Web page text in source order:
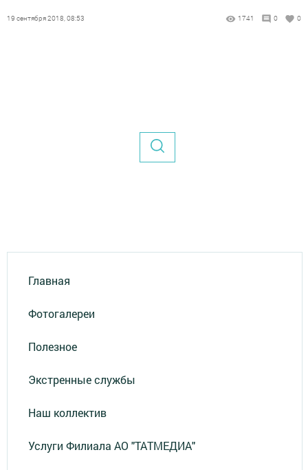
19 сентября 2018, 08:53 1741 0 0
Главная
Фотогалереи
Полезное
Экстренные службы
Наш коллектив
Услуги Филиала АО "ТАТМЕДИА"